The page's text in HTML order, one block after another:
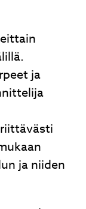
ja
ja niiden